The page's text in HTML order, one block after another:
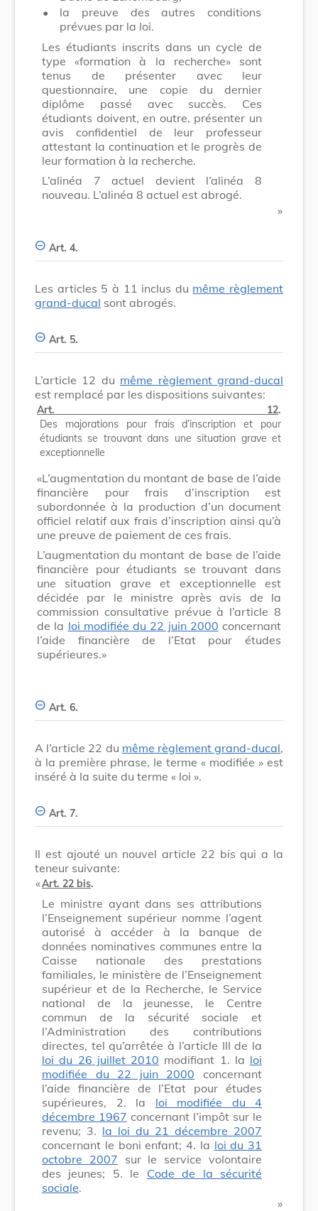
•
la preuve des autres conditions
prévues par la loi.
Les étudiants inscrits dans un cycle de
type «formation à la recherche» sont
tenus de présenter avec leur
questionnaire, une copie du dernier
diplôme passé avec succès. Ces
étudiants doivent, en outre, présenter un
avis confidentiel de leur professeur
attestant la continuation et le progrès de
leur formation à la recherche.
L’alinéa 7 actuel devient l’alinéa 8
nouveau. L’alinéa 8 actuel est abrogé.
​ »
Art. 4.
Les articles 5 à 11 inclus du même règlement
grand-ducal sont abrogés.
Art. 5.
L’article 12 du même règlement grand-ducal
est remplacé par les dispositions suivantes:
Art. 12.
Des majorations pour frais d’inscription et pour
étudiants se trouvant dans une situation grave et
exceptionnelle
«L’augmentation du montant de base de l’aide
financière pour frais d’inscription est
subordonnée à la production d’un document
officiel relatif aux frais d’inscription ainsi qu’à
une preuve de paiement de ces frais.
L’augmentation du montant de base de l’aide
financière pour étudiants se trouvant dans
une situation grave et exceptionnelle est
décidée par le ministre après avis de la
commission consultative prévue à l’article 8
de la loi modifiée du 22 juin 2000 concernant
l’aide financière de l’Etat pour études
supérieures.»
Art. 6.
A l’article 22 du même règlement grand-ducal,
à la première phrase, le terme « modifiée » est
inséré à la suite du terme « loi ».
Art. 7.
Il est ajouté un nouvel article 22 bis qui a la
teneur suivante:
​ «Art. 22 bis.
Le ministre ayant dans ses attributions
l’Enseignement supérieur nomme l’agent
autorisé à accéder à la banque de
données nominatives communes entre la
Caisse nationale des prestations
familiales, le ministère de l’Enseignement
supérieur et de la Recherche, le Service
national de la jeunesse, le Centre
commun de la sécurité sociale et
l’Administration des contributions
directes, tel qu’arrêtée à l’article III de la
loi du 26 juillet 2010 modifiant 1. la loi
modifiée du 22 juin 2000 concernant
l’aide financière de l’Etat pour études
supérieures, 2. la loi modifiée du 4
décembre 1967 concernant l’impôt sur le
revenu; 3. la loi du 21 décembre 2007
concernant le boni enfant; 4. la loi du 31
octobre 2007 sur le service volontaire
des jeunes; 5. le Code de la sécurité
sociale.
​ »